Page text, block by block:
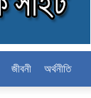
জীবনী অর্থনীতি